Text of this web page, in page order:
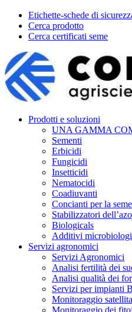
Etichette-schede di
Cerca prodotto
Cerca certificati seme
Prodotti e soluzioni
UNA GAMMA
Sementi
Erbicidi
Fungicidi
Insetticidi
Nematocidi
Coadiuvanti
Concianti per la
Stabilizzatori
Biologicals
Additivi
Servizi agronomici
Servizi Agronomici
Analisi fertilità dei
Analisi qualità dei
Servizi per impianti
Monitoraggio
Monitoraggio dei